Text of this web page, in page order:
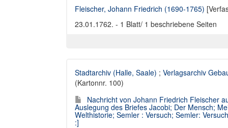
Fleischer, Johann Friedrich (1690-1765)
23.01.1762. - 1 Blatt/ 1 beschriebene Seiten
Stadtarchiv (Halle, Saale) ; Verlagsarchiv
(Kartonnr. 100)
Nachricht von Johann Friedrich Fleischer
Auslegung des Briefes Jacobi; Der Mensch;
Welthistorie; Semler : Versuch; Semler:
:]